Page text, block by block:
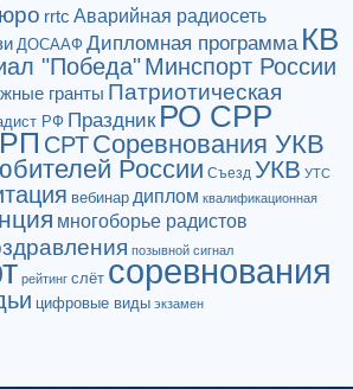
rrtc Аварийная радиосеть
ДОСААФ Дипломная программа КВ
"Победа"Минспорт России
гранты Патриотическая
РФ Праздник РО СРР
СРТСоревнования УКВ
России Съезд УКВ УТС
вебинар диплом квалификационная
многоборье радистов
позывной сигнал
рейтинг слёт соревнования
цифровые виды экзамен